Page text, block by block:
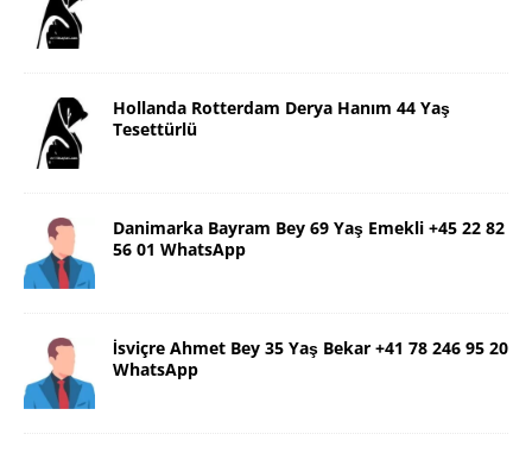
Hollanda Rotterdam Derya Hanım 44 Yaş
Tesettürlü
Danimarka Bayram Bey 69 Yaş Emekli +45 22 82
56 01 WhatsApp
İsviçre Ahmet Bey 35 Yaş Bekar +41 78 246 95 20
WhatsApp